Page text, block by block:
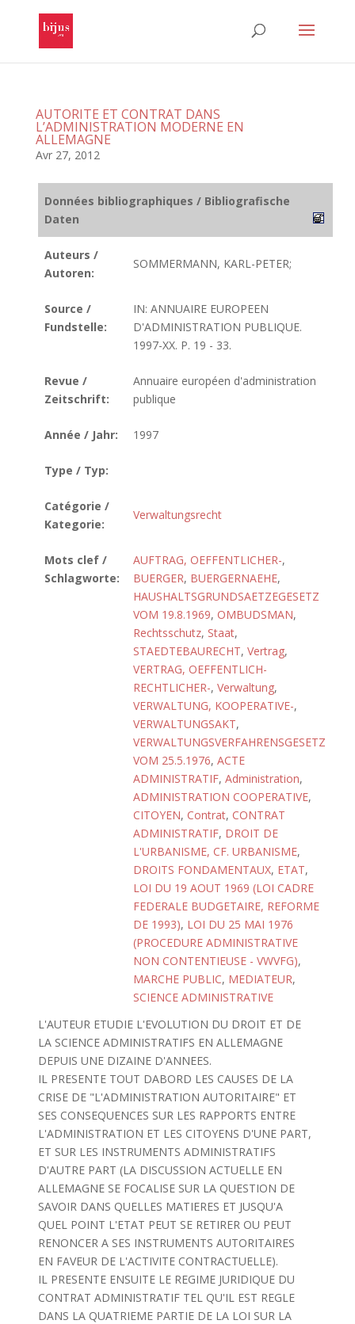
AUTORITE ET CONTRAT DANS
L’ADMINISTRATION MODERNE EN
ALLEMAGNE
Avr 27, 2012
Données bibliographiques / Bibliografische
Daten
Auteurs /
Autoren:
SOMMERMANN, KARL-PETER;
Source /
Fundstelle:
IN: ANNUAIRE EUROPEEN
D'ADMINISTRATION PUBLIQUE.
1997-XX. P. 19 - 33.
Revue /
Zeitschrift:
Annuaire européen d'administration
publique
Année / Jahr: 1997
Type / Typ:
Catégorie /
Kategorie:
Verwaltungsrecht
Mots clef /
Schlagworte:
AUFTRAG, OEFFENTLICHER-,
BUERGER, BUERGERNAEHE,
HAUSHALTSGRUNDSAETZEGESETZ
VOM 19.8.1969, OMBUDSMAN,
Rechtsschutz, Staat,
STAEDTEBAURECHT, Vertrag,
VERTRAG, OEFFENTLICH-
RECHTLICHER-, Verwaltung,
VERWALTUNG, KOOPERATIVE-,
VERWALTUNGSAKT,
VERWALTUNGSVERFAHRENSGESETZ
VOM 25.5.1976, ACTE
ADMINISTRATIF, Administration,
ADMINISTRATION COOPERATIVE,
CITOYEN, Contrat, CONTRAT
ADMINISTRATIF, DROIT DE
L'URBANISME, CF. URBANISME,
DROITS FONDAMENTAUX, ETAT,
LOI DU 19 AOUT 1969 (LOI CADRE
FEDERALE BUDGETAIRE, REFORME
DE 1993), LOI DU 25 MAI 1976
(PROCEDURE ADMINISTRATIVE
NON CONTENTIEUSE - VWVFG),
MARCHE PUBLIC, MEDIATEUR,
SCIENCE ADMINISTRATIVE
L'AUTEUR ETUDIE L'EVOLUTION DU DROIT ET DE
LA SCIENCE ADMINISTRATIFS EN ALLEMAGNE
DEPUIS UNE DIZAINE D'ANNEES.
IL PRESENTE TOUT DABORD LES CAUSES DE LA
CRISE DE "L'ADMINISTRATION AUTORITAIRE" ET
SES CONSEQUENCES SUR LES RAPPORTS ENTRE
L'ADMINISTRATION ET LES CITOYENS D'UNE PART,
ET SUR LES INSTRUMENTS ADMINISTRATIFS
D'AUTRE PART (LA DISCUSSION ACTUELLE EN
ALLEMAGNE SE FOCALISE SUR LA QUESTION DE
SAVOIR DANS QUELLES MATIERES ET JUSQU'A
QUEL POINT L'ETAT PEUT SE RETIRER OU PEUT
RENONCER A SES INSTRUMENTS AUTORITAIRES
EN FAVEUR DE L'ACTIVITE CONTRACTUELLE).
IL PRESENTE ENSUITE LE REGIME JURIDIQUE DU
CONTRAT ADMINISTRATIF TEL QU'IL EST REGLE
DANS LA QUATRIEME PARTIE DE LA LOI SUR LA